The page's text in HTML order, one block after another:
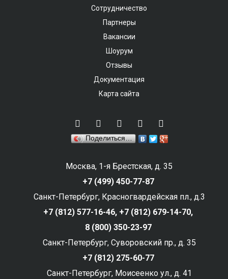
Сотрудничество
Партнеры
Вакансии
Шоурум
Отзывы
Документация
Карта сайта
Поделиться…
Москва, 1-я Брестская, д. 35
+7 (499) 450-77-87
Санкт-Петербург, Красногвардейская пл., д.3
+7 (812) 577-16-46, +7 (812) 679-14-70,
8 (800) 350-23-97
Санкт-Петербург, Суворовский пр., д. 35
+7 (812) 275-60-77
Санкт-Петербург, Моисеенко ул., д. 41